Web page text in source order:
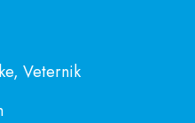
Veternik